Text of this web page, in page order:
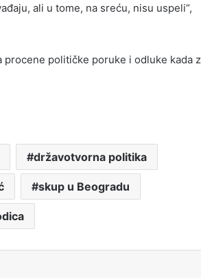
ali u tome, na sreću, nisu uspeli“,
političke poruke i odluke kada
državotvorna politika
skup u Beogradu